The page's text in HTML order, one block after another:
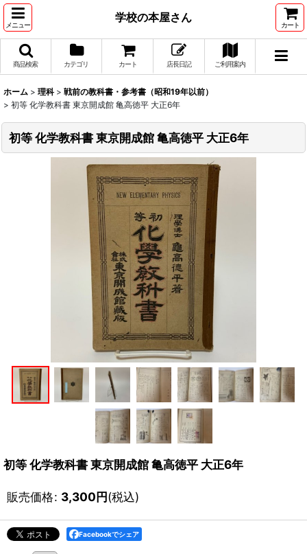
メニュー
学校の本屋さん
カート
商品検索 カテゴリ カート 店長日記 ご利用案内
ホーム > 理科 > 戦前の教科書・参考書（昭和19年以前）
> 初等 化学教科書 東京開成館 亀高徳平 大正6年
初等 化学教科書 東京開成館 亀高徳平 大正6年
初等 化学教科書 東京開成館 亀高徳平 大正6年
販売価格: 3,300円(税込)
Facebookでシェア